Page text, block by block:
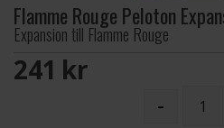
Flamme Rouge Peloton
Expansion till Flamme Rouge
241 SEK
-